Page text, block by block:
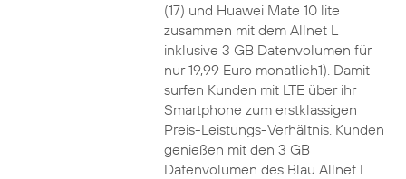
(17) und Huawei Mate 10 lite
zusammen mit dem Allnet L
inklusive 3 GB Datenvolumen für
nur 19,99 Euro monatlich1). Damit
surfen Kunden mit LTE über ihr
Smartphone zum erstklassigen
Preis-Leistungs-Verhältnis. Kunden
genießen mit den 3 GB
Datenvolumen des Blau Allnet L